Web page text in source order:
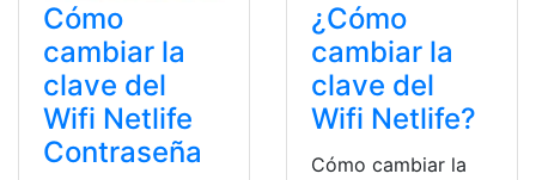
Cómo
cambiar la
clave del
Wifi Netlife
Contraseña
¿Cómo
cambiar la
clave del
Wifi Netlife?
Cómo cambiar la